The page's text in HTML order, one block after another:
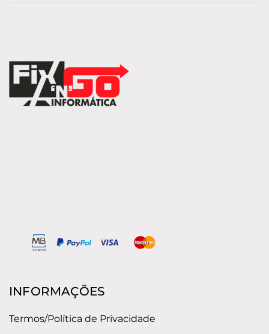
INFORMAÇÕES
Termos/Política de Privacidade